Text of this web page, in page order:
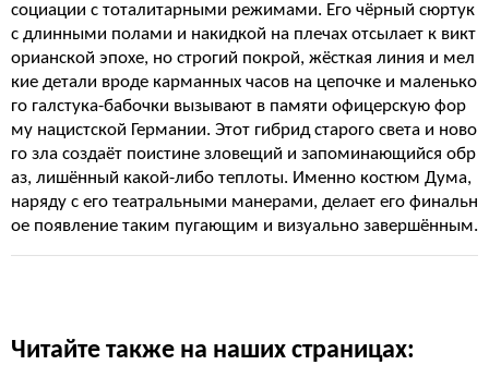
социации с тоталитарными режимами. Его чёрный сюртук
с длинными полами и накидкой на плечах отсылает к викт
орианской эпохе, но строгий покрой, жёсткая линия и мел
кие детали вроде карманных часов на цепочке и маленько
го галстука-бабочки вызывают в памяти офицерскую фор
му нацистской Германии. Этот гибрид старого света и ново
го зла создаёт поистине зловещий и запоминающийся обр
аз, лишённый какой-либо теплоты. Именно костюм Дума,
наряду с его театральными манерами, делает его финальн
ое появление таким пугающим и визуально завершённым.
Читайте также на наших страницах: